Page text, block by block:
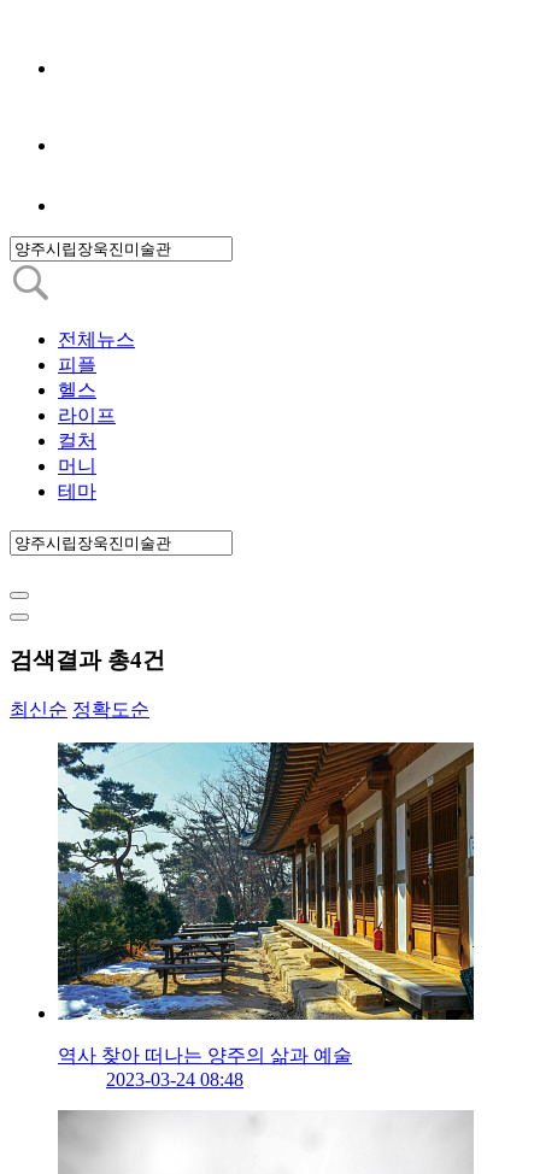
전체뉴스
피플
헬스
라이프
컬처
머니
테마
검색결과 총4건
최신순 정확도순
역사 찾아 떠나는 양주의 삶과 예술
2023-03-24 08:48